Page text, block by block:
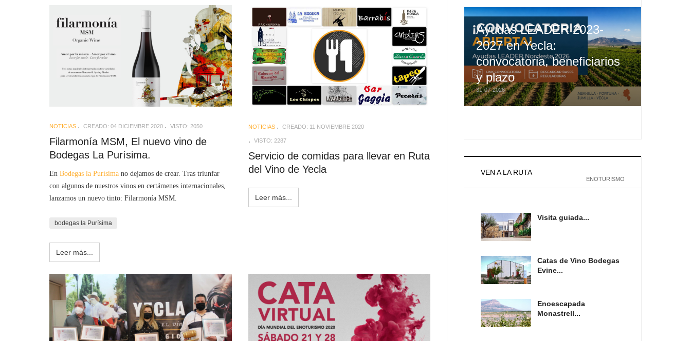
NOTICIAS CREADO: 04 DICIEMBRE 2020 VISTO: 2050
Filarmonía MSM, El nuevo vino de
Bodegas La Purísima.
En Bodegas la Purísima no dejamos de crear. Tras triunfar
con algunos de nuestros vinos en certámenes internacionales,
lanzamos un nuevo tinto: Filarmonía MSM.
bodegas la Purísima
Leer más...
NOTICIAS CREADO: 11 NOVIEMBRE 2020
VISTO: 2287
Servicio de comidas para llevar en Ruta
del Vino de Yecla
Leer más...
Ayudas LEADER 2023-
2027 en Yecla:
convocatoria, beneficiarios
y plazo
31-07-2026
VEN A LA RUTA
ENOTURISMO
Visita guiada...
Catas de Vino Bodegas
Evine...
Enoescapada
Monastrell...